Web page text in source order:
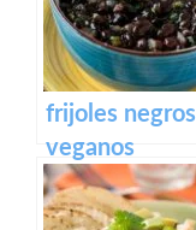
frijoles negros
veganos